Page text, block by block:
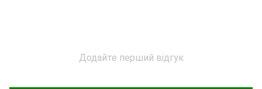
Додайте перший відгук